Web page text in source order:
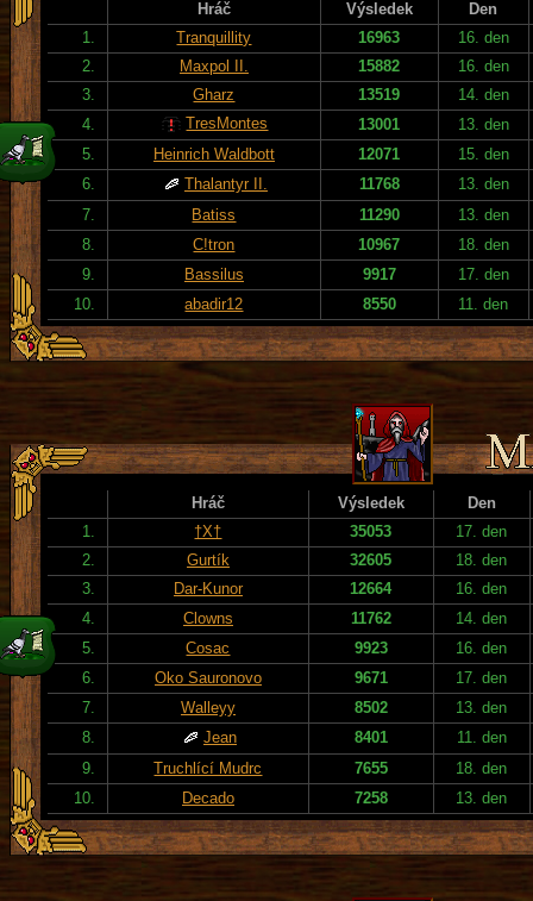
Hráč Výsledek
Den
1.
Tranquillity 16963
16. den
2.
Maxpol II. 15882
16. den
3.
Gharz 13519
14. den
4.
TresMontes 13001
13. den
5.
Heinrich Waldbott 12071
15. den
6.
Thalantyr II. 11768
13. den
7.
Batiss 11290
13. den
8.
C!tron 10967
18. den
9.
Bassilus 9917
17. den
10.
abadir12 8550 11. den
Hráč Výsledek
Den
1.
†X† 35053
17. den
2.
Gurtík 32605
18. den
3.
Dar-Kunor 12664
16. den
4.
Clowns 11762
14. den
5.
Cosac 9923
16. den
6.
Oko Sauronovo 9671
17. den
7.
Walleyy 8502
13. den
8.
Jean 8401
11. den
9.
Truchlící Mudrc 7655
18. den
10.
Decado 7258 13. den